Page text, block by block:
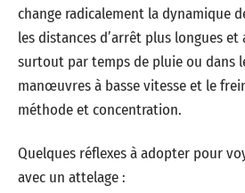
change radicalement la dynamique
les distances d’arrêt plus longues
surtout par temps de pluie ou dans
manœuvres à basse vitesse et le
méthode et concentration.
Quelques réflexes à adopter pour
avec un attelage :